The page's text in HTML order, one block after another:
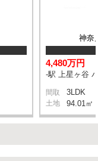
神奈
4,480万円
-駅 上星ヶ谷
間取 3LDK
土地 94.01㎡